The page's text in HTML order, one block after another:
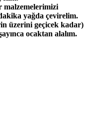
malzemelerimizi
yağda çevirelim.
üzerini geçicek kadar)
ocaktan alalım.